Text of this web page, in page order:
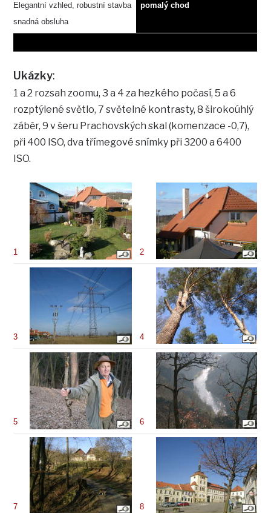
Elegantní vzhled, robustní stavba
snadná obsluha
pomalý chod
Ukázky:
1 a 2 rozsah zoomu, 3 a 4 za hezkého počasí, 5 a 6
rozptýlené světlo, 7 světelné kontrasty, 8 širokoúhlý
záběr, 9 v šeru Prachovských skal (komenzace -0,7),
při 400 ISO, dva třímegové snímky při 3200 a 6400
ISO.
1 2
3 4
5 6
7 8